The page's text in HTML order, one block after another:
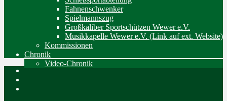
Fahnenschwenker
Spielmannszug
Großkaliber Sportschützen Wewer e.V.
Musikkapelle Wewer e.V. (Link auf ext. Website)
Kommissionen
Chronik
Video-Chronik